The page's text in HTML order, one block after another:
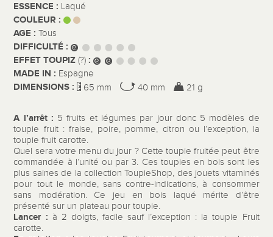
ESSENCE : Laqué
COULEUR :
AGE :Tous
DIFFICULTÉ :
EFFET TOUPIZ(?) :
MADE IN : Espagne
DIMENSIONS : 65 mm 40 mm 21 g
A l’arrêt : 5 fruits et légumes par jour donc 5 modèles de
toupie fruit : fraise, poire, pomme, citron ou l’exception, la
toupie fruit carotte.
Quel sera votre menu du jour ? Cette toupie fruitée peut être
commandée à l’unité ou par 3. Ces toupies en bois sont les
plus saines de la collection ToupieShop, des jouets vitaminés
pour tout le monde, sans contre-indications, à consommer
sans modération. Ce jeu en bois laqué mérite d’être
présenté sur un plateau pour toupie.
Lancer : à 2 doigts, facile sauf l’exception : la toupie Fruit
carotte.